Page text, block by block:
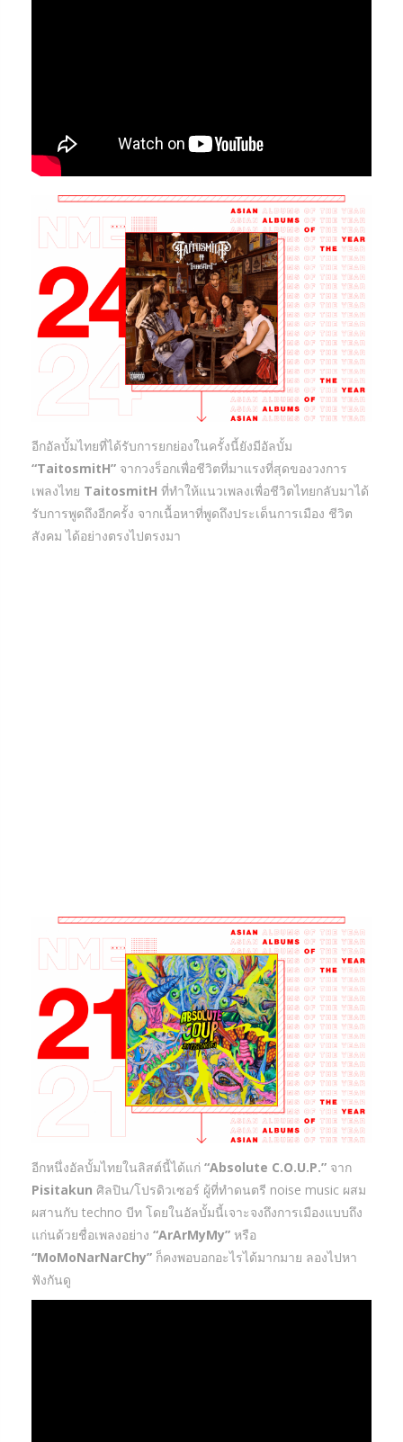
อีกอัลบั้มไทยที่ได้รับการยกย่องในครั้งนี้ยังมีอัลบั้ม
“TaitosmitH” จากวงร็อกเพื่อชีวิตที่มาแรงที่สุดของวงการ
เพลงไทย TaitosmitH ที่ทำให้แนวเพลงเพื่อชีวิตไทยกลับมาได้
รับการพูดถึงอีกครั้ง จากเนื้อหาที่พูดถึงประเด็นการเมือง ชีวิต
สังคม ได้อย่างตรงไปตรงมา
อีกหนึ่งอัลบั้มไทยในลิสต์นี้ได้แก่ “Absolute C.O.U.P.” จาก
Pisitakun ศิลปิน/โปรดิวเซอร์ ผู้ที่ทำดนตรี noise music ผสม
ผสานกับ techno บีท โดยในอัลบั้มนี้เจาะจงถึงการเมืองแบบถึง
แก่นด้วยชื่อเพลงอย่าง “ArArMyMy” หรือ
“MoMoNarNarChy” ก็คงพอบอกอะไรได้มากมาย ลองไปหา
ฟังกันดู